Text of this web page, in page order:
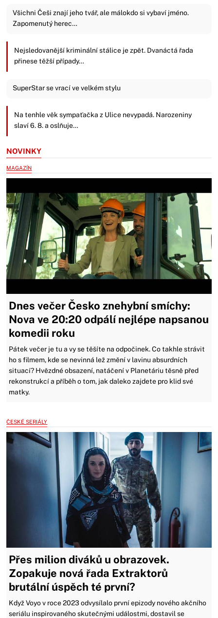
Všichni Češi znají jeho tvář, ale málokdo si vybaví jméno.
Zapomenutý herec…
Nejsledovanější kriminální stálice je zpět. Dvanáctá řada
přinese těžší případy…
SuperStar se vrací ve velkém stylu
Na tenhle věk sympaťačka z Ulice nevypadá. Narozeniny
slaví 6. 8. a oslňuje…
NOVINKY
MAGAZÍN
Dnes večer Česko znehybní smíchy:
Nova ve 20:20 odpálí nejlépe napsanou
komedii roku
Pátek večer je tu a vy se těšíte na odpočinek. Co takhle strávit
ho s filmem, kde se nevinná lež změní v lavinu absurdních
situací? Hvězdné obsazení, natáčení v Planetáriu těsně před
rekonstrukcí a příběh o tom, jak daleko zajdete pro klid své
matky.
ČESKÉ SERIÁLY
Přes milion diváků u obrazovek.
Zopakuje nová řada Extraktorů
brutální úspěch té první?
Když Voyo v roce 2023 odvysílalo první epizody nového akčního
seriálu inspirovaného skutečnými událostmi, dostavil se